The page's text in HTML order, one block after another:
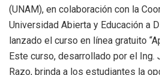
(UNAM), en colaboración con la
Universidad Abierta y Educación a
lanzado el curso en línea gratuito
Este curso, desarrollado por el Ing.
Razo, brinda a los estudiantes la